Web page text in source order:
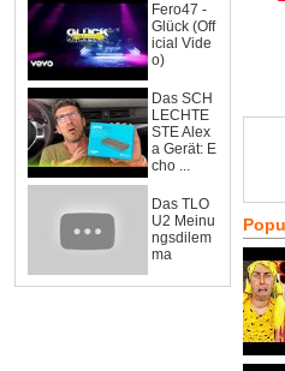
Fero47 -
Glück (Off
icial Vide
o)
Das SCH
LECHTE
STE Alex
a Gerät: E
cho ...
Das TLO
U2 Meinu
ngsdilem
ma